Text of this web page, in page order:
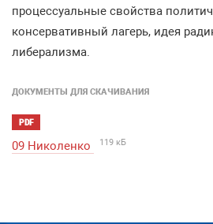
процессуальные свойства
консервативный лагерь, идея
либерализма.
ДОКУМЕНТЫ ДЛЯ СКАЧИВАНИЯ
PDF
09 Николенко 119 кБ